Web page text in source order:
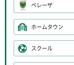
ベレーザ
ホームタウン
スクール